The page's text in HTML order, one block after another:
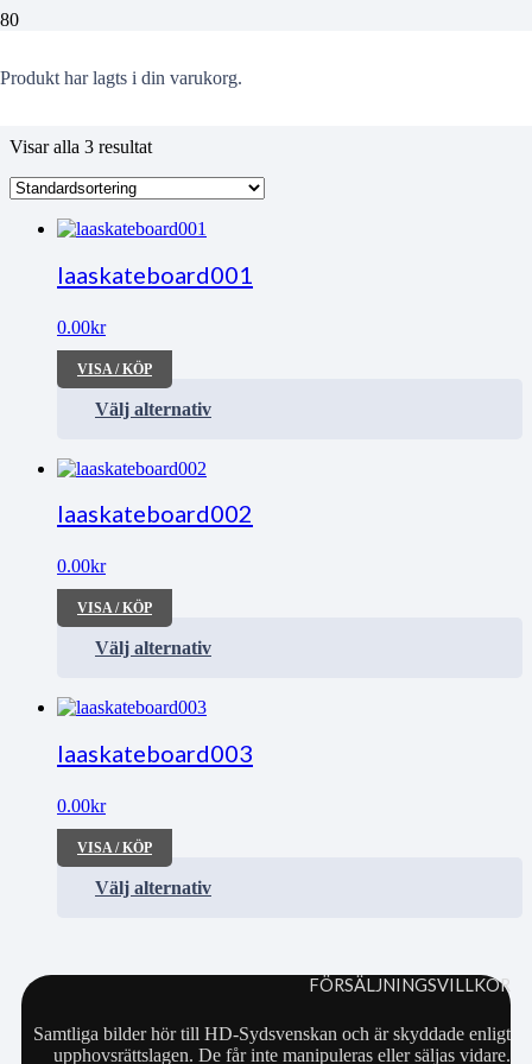
Produkt har lagts i din varukorg.
Skateboardbana
Visar alla 3 resultat
laaskateboard001
0.00kr
VISA / KÖP
Välj alternativ
laaskateboard002
0.00kr
VISA / KÖP
Välj alternativ
laaskateboard003
0.00kr
VISA / KÖP
Välj alternativ
FÖRSÄLJNINGSVILLKOR
Samtliga bilder hör till HD-Sydsvenskan och är skyddade enligt
upphovsrättslagen. De får inte manipuleras eller säljas vidare.